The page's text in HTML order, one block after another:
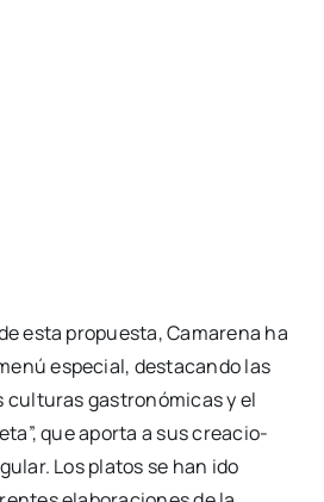
esta pro­pues­ta, Cama­re­na ha
espe­cial, des­ta­can­do las
gas­tro­nó­mi­cas y el
que apor­ta a sus crea­cio­
Los pla­tos se han ido